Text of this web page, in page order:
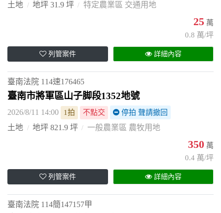
土地 地坪 31.9 坪 特定農業區 交通用地
25 萬
0.8 萬/坪
列管案件 詳細內容
臺南法院 114速176465
臺南市將軍區山子脚段1352地號
2026/8/11 14:00 1拍 不點交 停拍 聲請撤回
土地 地坪 821.9 坪 一般農業區 農牧用地
350 萬
0.4 萬/坪
列管案件 詳細內容
臺南法院 114簡147157甲